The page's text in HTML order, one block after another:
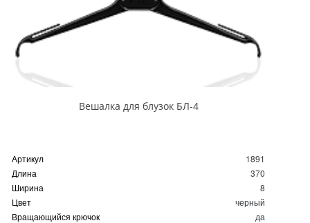
Вешалка для блузок БЛ-4
Артикул
1891
Длина
370
Ширина
8
Цвет
черный
Вращающийся крючок
да